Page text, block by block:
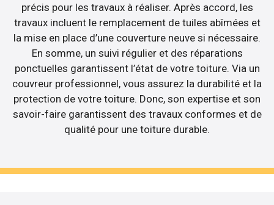
précis pour les travaux à réaliser. Après accord, les
travaux incluent le remplacement de tuiles abîmées et
la mise en place d’une couverture neuve si nécessaire.
En somme, un suivi régulier et des réparations
ponctuelles garantissent l’état de votre toiture. Via un
couvreur professionnel, vous assurez la durabilité et la
protection de votre toiture. Donc, son expertise et son
savoir-faire garantissent des travaux conformes et de
qualité pour une toiture durable.